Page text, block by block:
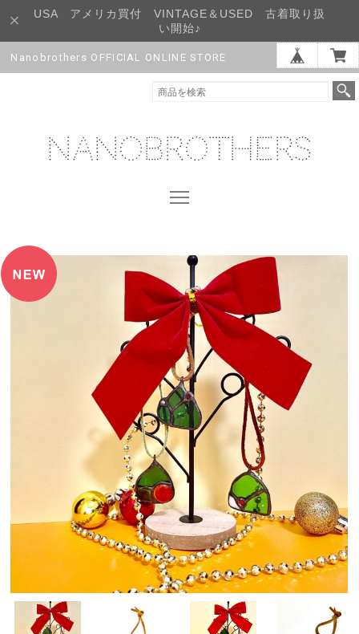
USA アメリカ買付 VINTAGE＆USED 古着取り扱
い開始♪
Nanobrothers OFFICIAL ONLINE STORE